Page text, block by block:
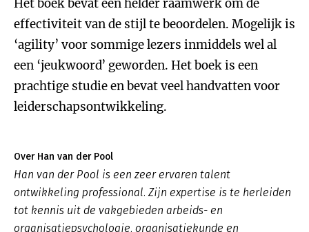
Het boek bevat een helder raamwerk om de
effectiviteit van de stijl te beoordelen. Mogelijk is
‘agility’ voor sommige lezers inmiddels wel al
een ‘jeukwoord’ geworden. Het boek is een
prachtige studie en bevat veel handvatten voor
leiderschapsontwikkeling.
Over Han van der Pool
Han van der Pool is een zeer ervaren talent
ontwikkeling professional. Zijn expertise is te herleiden
tot kennis uit de vakgebieden arbeids- en
organisatiepsychologie, organisatiekunde en